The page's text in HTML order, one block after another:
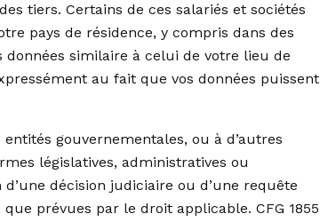
tiers. Certains de ces salariés et sociétés
pays de résidence, y compris dans des
similaire à celui de votre lieu de
au fait que vos données puissent
gouvernementales, ou à d’autres
législatives, administratives ou
décision judiciaire ou d’une requête
prévues par le droit applicable. CFG 1855